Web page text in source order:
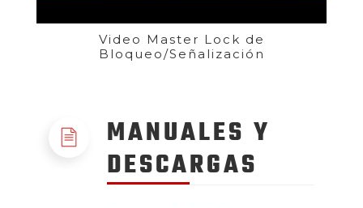
Video Master Lock de
Bloqueo/Señalización
MANUALES Y
DESCARGAS